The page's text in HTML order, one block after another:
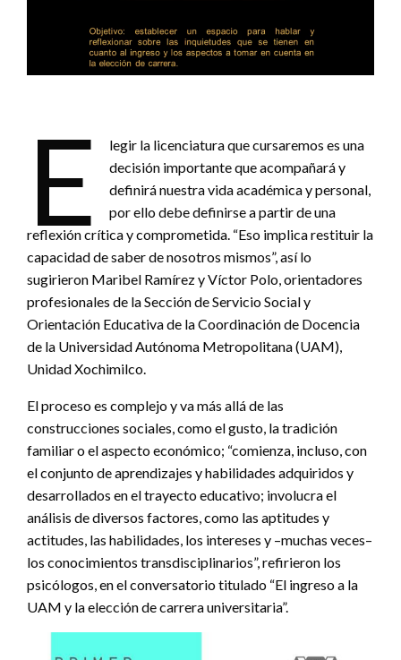
E
legir la licenciatura que cursaremos es una
decisión importante que acompañará y
definirá nuestra vida académica y personal,
por ello debe definirse a partir de una
reflexión crítica y comprometida. “Eso implica restituir la
capacidad de saber de nosotros mismos”, así lo
sugirieron Maribel Ramírez y Víctor Polo, orientadores
profesionales de la Sección de Servicio Social y
Orientación Educativa de la Coordinación de Docencia
de la Universidad Autónoma Metropolitana (UAM),
Unidad Xochimilco.
El proceso es complejo y va más allá de las
construcciones sociales, como el gusto, la tradición
familiar o el aspecto económico; “comienza, incluso, con
el conjunto de aprendizajes y habilidades adquiridos y
desarrollados en el trayecto educativo; involucra el
análisis de diversos factores, como las aptitudes y
actitudes, las habilidades, los intereses y –muchas veces–
los conocimientos transdisciplinarios”, refirieron los
psicólogos, en el conversatorio titulado “El ingreso a la
UAM y la elección de carrera universitaria”.